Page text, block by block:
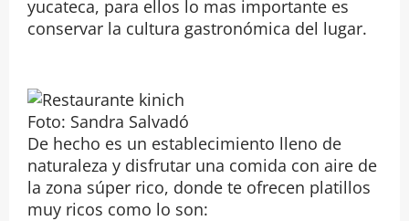
yucateca, para ellos lo mas importante es
conservar la cultura gastronómica del lugar.
Foto: Sandra Salvadó
De hecho es un establecimiento lleno de
naturaleza y disfrutar una comida con aire de
la zona súper rico, donde te ofrecen platillos
muy ricos como lo son: